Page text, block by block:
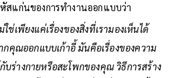
สแก่นของการทำงานออกแบบว่า
ช่เพียงแค่เรื่องของสิ่งที่เรามองเห็นได้
กคุณออกแบบเก้าอี้ มันคือเรื่องของความ
ร่างกายหรือสะโพกของคุณ วิธีการสร้าง